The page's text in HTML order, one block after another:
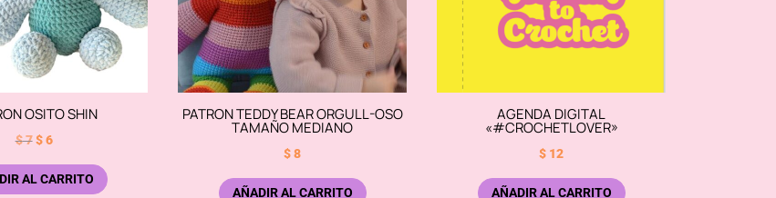
OSITO SHIN
$7 El
precio
original
$6El
precio
actual
AL CARRITO
PATRON TEDDY BEAR ORGULL-OSO
TAMAÑO MEDIANO
$8
AÑADIR AL CARRITO
AGENDA DIGITAL
«#CROCHETLOVER»
$ 12
AÑADIR AL CARRITO